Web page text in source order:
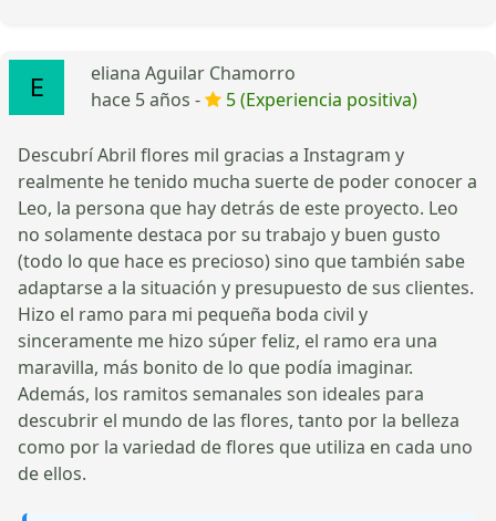
eliana Aguilar Chamorro
hace 5 años -
5 (Experiencia positiva)
Descubrí Abril flores mil gracias a Instagram y
realmente he tenido mucha suerte de poder conocer a
Leo, la persona que hay detrás de este proyecto. Leo
no solamente destaca por su trabajo y buen gusto
(todo lo que hace es precioso) sino que también sabe
adaptarse a la situación y presupuesto de sus clientes.
Hizo el ramo para mi pequeña boda civil y
sinceramente me hizo súper feliz, el ramo era una
maravilla, más bonito de lo que podía imaginar.
Además, los ramitos semanales son ideales para
descubrir el mundo de las flores, tanto por la belleza
como por la variedad de flores que utiliza en cada uno
de ellos.